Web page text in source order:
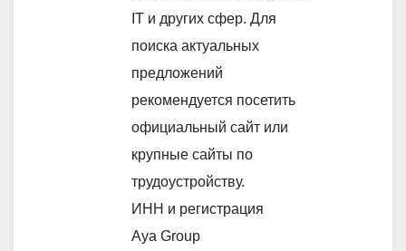
IT и других сфер. Для
поиска актуальных
предложений
рекомендуется посетить
официальный сайт или
крупные сайты по
трудоустройству.
ИНН и регистрация
Aya Group